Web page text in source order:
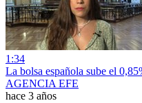
1:34
La bolsa española sube el
AGENCIA EFE
hace 3 años